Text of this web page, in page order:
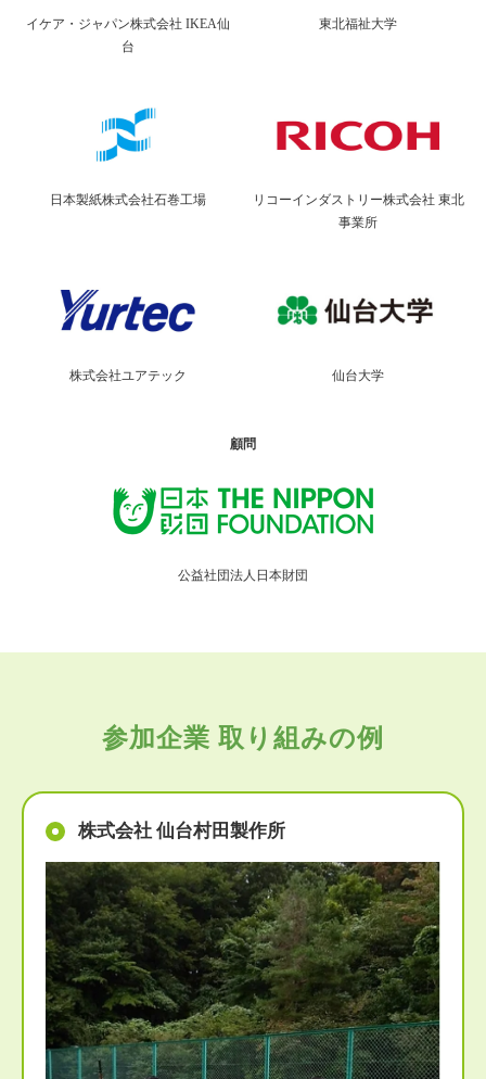
イケア・ジャパン株式会社 IKEA仙
台
東北福祉大学
日本製紙株式会社石巻工場
リコーインダストリー株式会社 東北
事業所
株式会社ユアテック 仙台大学
顧問
公益社団法人日本財団
参加企業 取り組みの例
株式会社 仙台村田製作所